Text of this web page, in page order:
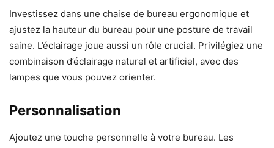
Investissez dans une chaise de bureau ergonomique et
ajustez la hauteur du bureau pour une posture de travail
saine. L’éclairage joue aussi un rôle crucial. Privilégiez une
combinaison d’éclairage naturel et artificiel, avec des
lampes que vous pouvez orienter.
Personnalisation
Ajoutez une touche personnelle à votre bureau. Les